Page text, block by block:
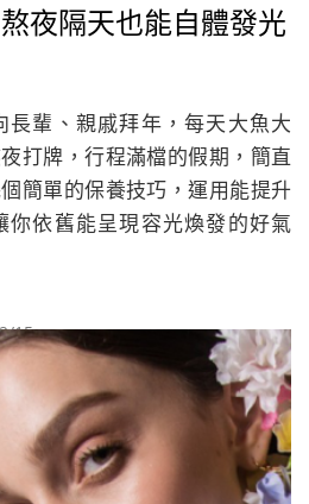
夜隔天也能自體發光
長輩、親戚拜年，每天大魚大
打牌，行程滿檔的假期，簡直
簡單的保養技巧，運用能提升
你依舊能呈現容光煥發的好氣
15